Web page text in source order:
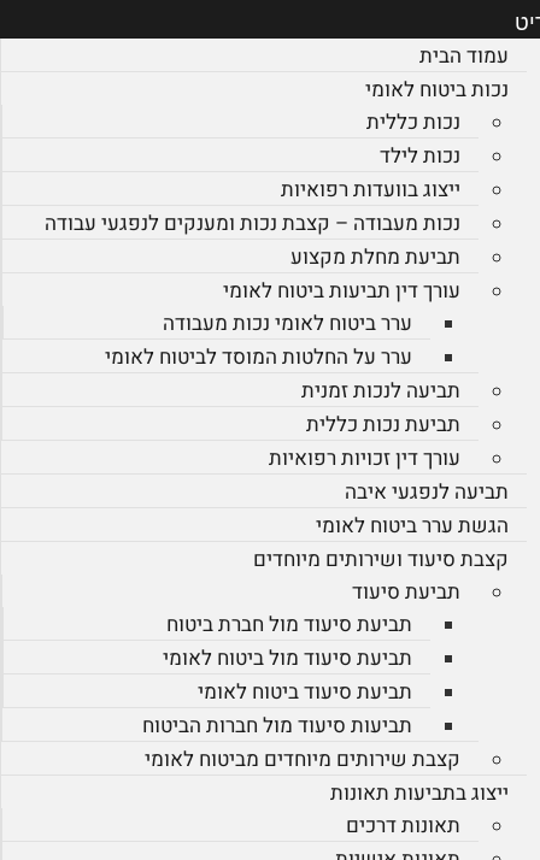
עמוד הבית
נכות ביטוח לאומי
נכות כללית
נכות לילד
ייצוג בוועדות רפואיות
נכות מעבודה – קצבת נכות ומענקים לנפגעי עבודה
תביעת מחלת מקצוע
עורך דין תביעות ביטוח לאומי
ערר ביטוח לאומי נכות מעבודה
ערר על החלטות המוסד לביטוח לאומי
תביעה לנכות זמנית
תביעת נכות כללית
עורך דין זכויות רפואיות
תביעה לנפגעי איבה
הגשת ערר ביטוח לאומי
קצבת סיעוד ושירותים מיוחדים
תביעת סיעוד
תביעת סיעוד מול חברת ביטוח
תביעת סיעוד מול ביטוח לאומי
תביעת סיעוד ביטוח לאומי
תביעות סיעוד מול חברות הביטוח
קצבת שירותים מיוחדים מביטוח לאומי
ייצוג בתביעות תאונות
תאונות דרכים